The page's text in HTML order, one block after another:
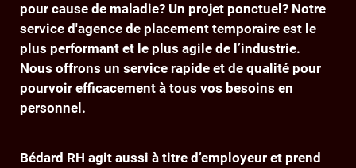
pour cause de maladie? Un projet ponctuel? Notre
service d'agence de placement temporaire est le
plus performant et le plus agile de l’industrie.
Nous offrons un service rapide et de qualité pour
pourvoir efficacement à tous vos besoins en
personnel.
Bédard RH agit aussi à titre d’employeur et prend